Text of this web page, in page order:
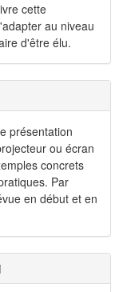
cette
au niveau
d'être élu.
présentation
ou écran
concrets
Par
en début et en